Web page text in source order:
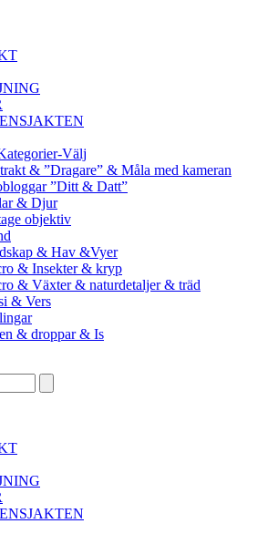
Välj
& ”Dragare” & Måla med kameran
”Ditt & Datt”
& Djur
objektiv
& Hav &Vyer
& Insekter & kryp
& Växter & naturdetaljer & träd
& Vers
& droppar & Is